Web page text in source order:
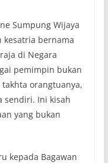
Sumpung Wijaya
kesatria bernama
di Negara
pemimpin bukan
orangtuanya,
sendiri. Ini kisah
yang bukan
kepada Bagawan